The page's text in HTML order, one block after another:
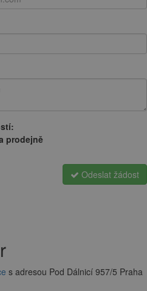
prodejně
Odeslat žádost
s adresou Pod Dálnicí 957/5 Praha